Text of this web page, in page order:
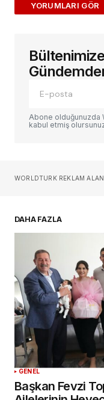
ADD A COMMENT
E-posta
alanlar*ile
Yorum
Sizin adınız*
Daha sonraki
adım, e-
tarayıcıya
YORUM GÖNDER
Abone olduğunuzda
kabul etmiş
WORLDTURK REKLAM
DAHA FAZLA
GENEL
Başkan Fevzi